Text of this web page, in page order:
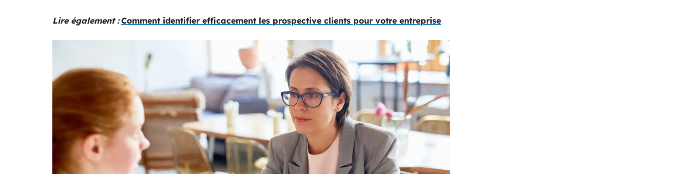
Lire également : Comment identifier efficacement les prospective clients pour votre entreprise